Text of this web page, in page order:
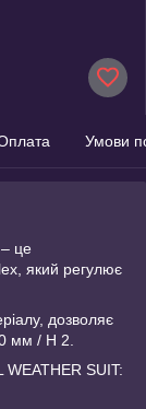
Умови
це
який регулює
дозволяє
мм / H 2.
WEATHER SUIT: